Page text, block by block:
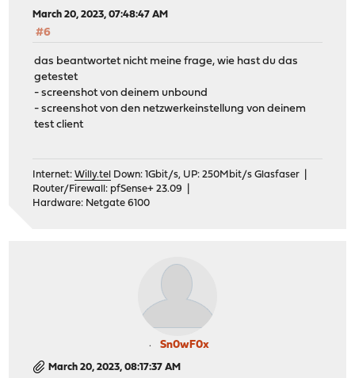
March 20, 2023, 07:48:47 AM
#6
das beantwortet nicht meine frage, wie hast du das
getestet
- screenshot von deinem unbound
- screenshot von den netzwerkeinstellung von deinem
test client
Internet:Willy.tel
Down: 1Gbit/s, UP: 250Mbit/s Glasfaser |
Router/Firewall: pfSense+ 23.09 |
Hardware: Netgate 6100
Sn0wF0x
March 20, 2023, 08:17:37 AM